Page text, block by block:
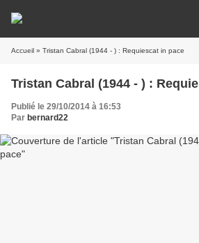
Accueil » Tristan Cabral (1944 - ) : Requiescat in pace
Tristan Cabral (1944 - ) :
Publié le 29/10/2014 à 16:53
Par bernard22